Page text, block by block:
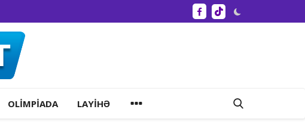
OLIMPIADA LAYIHƏ